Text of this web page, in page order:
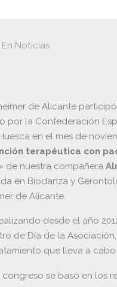
En Noticias
de Alicante
por la Confederación
en el mes de
terapéutica con
de nuestra compañera
en Biodanza y
de Alicante.
desde el año
de Día de la
que lleva a
se basó en los